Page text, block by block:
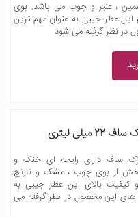
، عنبر و چوب می باشد. بوی
این عطر جیبی به عنوان مهم ترین
در نظر گرفته می شود
لیتری
ساف دارای رایحه ای خنک و
از بوی چوب ، مشک و نارنج
و کیفیت بالای این عطر جیبی به
های این محصول در نظر گرفته می